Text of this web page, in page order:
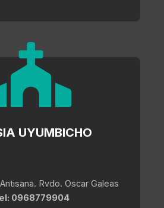
UYUMBICHO
Rvdo. Oscar Galeas
0968779904